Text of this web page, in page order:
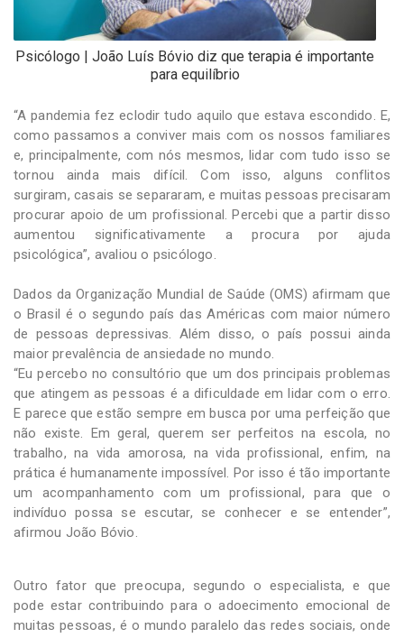
Psicólogo | João Luís Bóvio diz que terapia é importante
para equilíbrio
“A pandemia fez eclodir tudo aquilo que estava escondido. E,
como passamos a conviver mais com os nossos familiares
e, principalmente, com nós mesmos, lidar com tudo isso se
tornou ainda mais difícil. Com isso, alguns conflitos
surgiram, casais se separaram, e muitas pessoas precisaram
procurar apoio de um profissional. Percebi que a partir disso
aumentou significativamente a procura por ajuda
psicológica”, avaliou o psicólogo.
Dados da Organização Mundial de Saúde (OMS) afirmam que
o Brasil é o segundo país das Américas com maior número
de pessoas depressivas. Além disso, o país possui ainda
maior prevalência de ansiedade no mundo.
“Eu percebo no consultório que um dos principais problemas
que atingem as pessoas é a dificuldade em lidar com o erro.
E parece que estão sempre em busca por uma perfeição que
não existe. Em geral, querem ser perfeitos na escola, no
trabalho, na vida amorosa, na vida profissional, enfim, na
prática é humanamente impossível. Por isso é tão importante
um acompanhamento com um profissional, para que o
indivíduo possa se escutar, se conhecer e se entender”,
afirmou João Bóvio.
Outro fator que preocupa, segundo o especialista, e que
pode estar contribuindo para o adoecimento emocional de
muitas pessoas, é o mundo paralelo das redes sociais, onde